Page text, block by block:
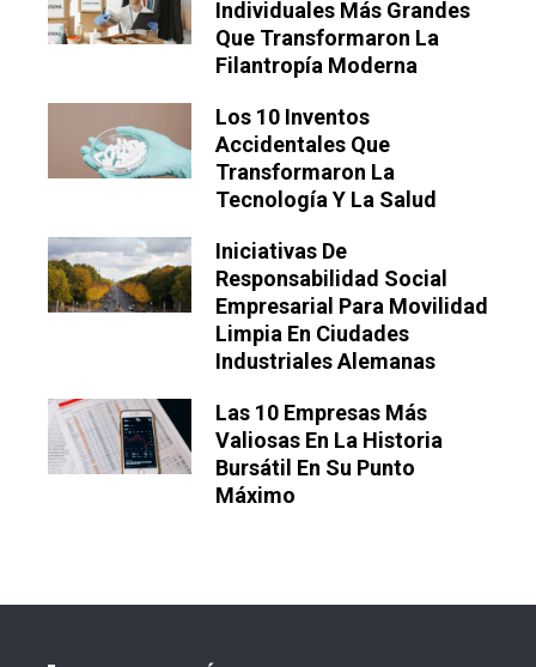
Individuales Más Grandes
Que Transformaron La
Filantropía Moderna
Los 10 Inventos
Accidentales Que
Transformaron La
Tecnología Y La Salud
Iniciativas De
Responsabilidad Social
Empresarial Para Movilidad
Limpia En Ciudades
Industriales Alemanas
Las 10 Empresas Más
Valiosas En La Historia
Bursátil En Su Punto
Máximo